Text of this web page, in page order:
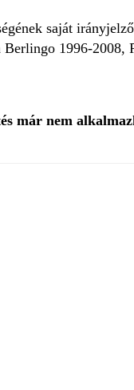
saját
1996-2008,
már nem